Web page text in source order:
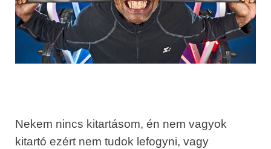
Nekem nincs kitartásom, én nem vagyok
kitartó ezért nem tudok lefogyni, vagy